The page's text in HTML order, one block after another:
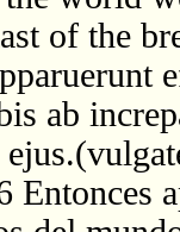
of the
ab
Entonces